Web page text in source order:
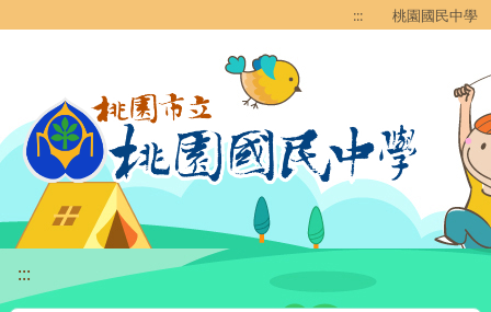
::: 桃園國民中學
:::